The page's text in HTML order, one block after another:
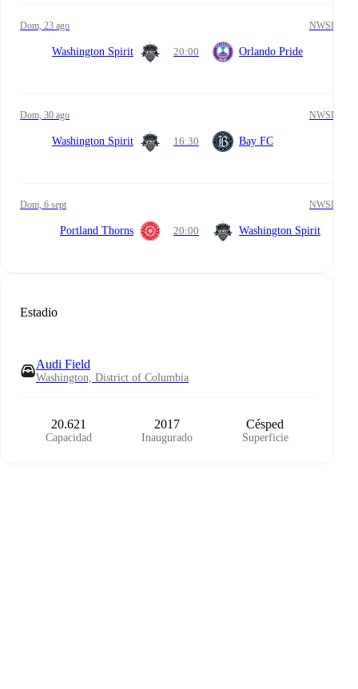
dom, 23 ago NWSL
Washington Spirit 20:00 Orlando Pride
dom, 30 ago NWSL
Washington Spirit 16:30 Bay FC
dom, 6 sept NWSL
Portland Thorns 20:00 Washington Spirit
Estadio
Audi Field
Washington, District of Columbia
20.621
Capacidad
2017
Inaugurado
Césped
Superficie